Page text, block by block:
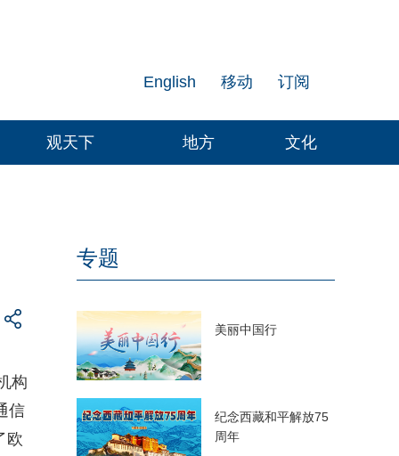
订阅
移动
English
观天下 地方 文化
构
信
欧
专题
美丽中国行
纪念西藏和平解放75
周年